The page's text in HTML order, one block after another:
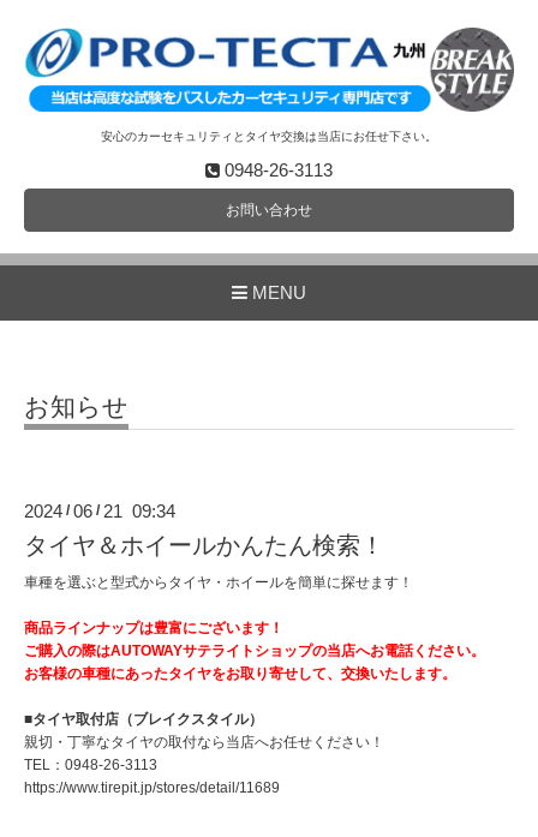
安心のカーセキュリティとタイヤ交換は当店にお任せ下さい。
0948-26-3113
お問い合わせ
MENU
お知らせ
2024 /06 / 21 09:34
タイヤ＆ホイールかんたん検索！
車種を選ぶと型式からタイヤ・ホイールを簡単に探せます！
商品ラインナップは豊富にございます！
ご購入の際はAUTOWAYサテライトショップの当店へお電話ください。
お客様の車種にあったタイヤをお取り寄せして、交換いたします。
■タイヤ取付店（ブレイクスタイル）
親切・丁寧なタイヤの取付なら当店へお任せください！
TEL： 0948-26-3113
https://www.tirepit.jp/stores/detail/11689